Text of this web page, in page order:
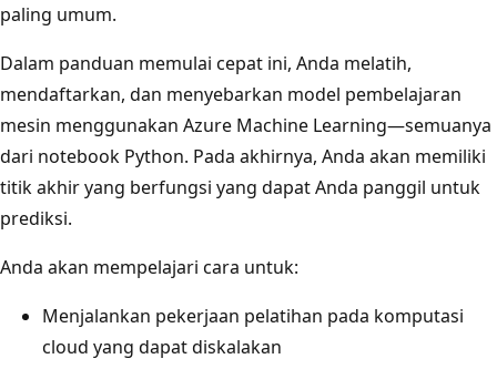
paling umum.
Dalam panduan memulai cepat ini, Anda melatih,
mendaftarkan, dan menyebarkan model pembelajaran
mesin menggunakan Azure Machine Learning—semuanya
dari notebook Python. Pada akhirnya, Anda akan memiliki
titik akhir yang berfungsi yang dapat Anda panggil untuk
prediksi.
Anda akan mempelajari cara untuk:
Menjalankan pekerjaan pelatihan pada komputasi
cloud yang dapat diskalakan